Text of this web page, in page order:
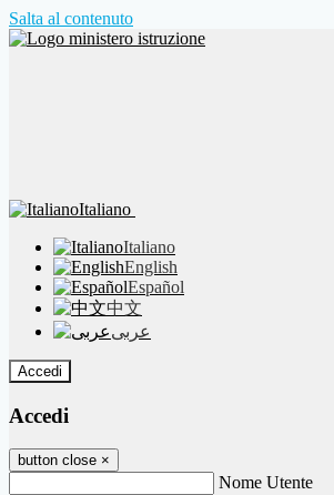
Salta al contenuto
Italiano
Italiano
English
Español
中文
عربى
Accedi
Accedi
button close ×
Nome Utente